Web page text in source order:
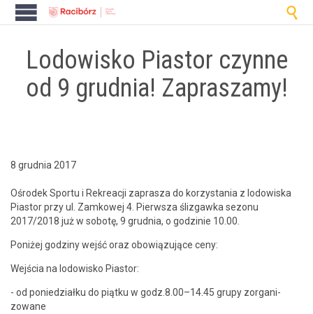

Lodowisko Piastor czynne
od 9 grudnia! Zapraszamy!
8 grudnia 2017
Ośrodek Sportu i Rekreacji zaprasza do korzys­ta­nia z lodowiska
Pias­tor przy ul. Zamkowej 4. Pier­wsza śliz­gawka sezonu
2017/2018 już w sobotę, 9 grud­nia, o godzinie 10.00.
Poniżej godziny wejść oraz obow­iązu­jące ceny:
Wejś­cia na lodowisko Piastor:
- od poniedzi­ałku do piątku w godz.8.00–14.45 grupy zor­ga­ni­
zowane